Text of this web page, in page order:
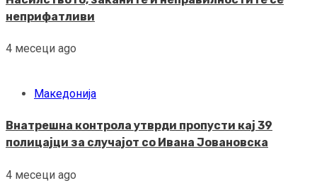
неприфатливи
4 месеци ago
Македонија
Внатрешна контрола утврди пропусти кај 39
полицајци за случајот со Ивана Јовановска
4 месеци ago